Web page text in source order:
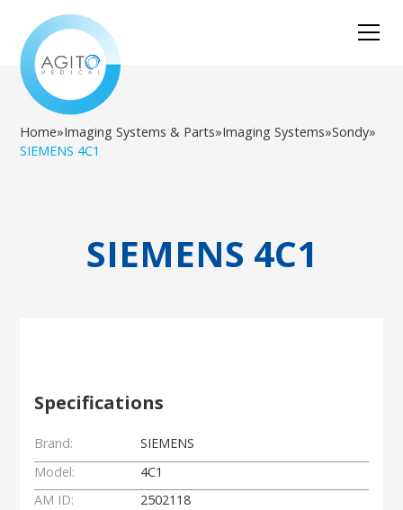
Home»Imaging Systems & Parts»Imaging Systems»Sondy»
SIEMENS 4C1
SIEMENS 4C1
Specifications
Brand:
SIEMENS
Model:
4C1
AM ID:
2502118